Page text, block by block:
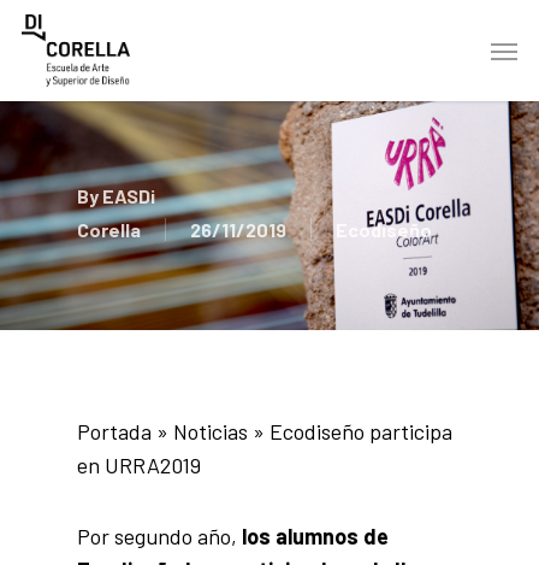
Skip
content
Menu
By EASDi
Corella
26/11/2019 Ecodiseño
Portada » Noticias » Ecodiseño participa
en URRA2019
Por segundo año, los alumnos de